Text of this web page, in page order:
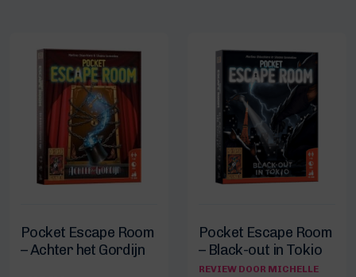
Pocket Escape Room
– Achter het Gordijn
Pocket Escape Room
– Black-out in Tokio
REVIEW DOOR MICHELLE